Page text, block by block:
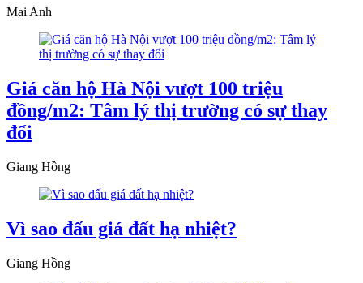
Mai Anh
Giá căn hộ Hà Nội vượt 100 triệu
đồng/m2: Tâm lý thị trường có sự thay
đổi
Giang Hồng
Vì sao đấu giá đất hạ nhiệt?
Giang Hồng